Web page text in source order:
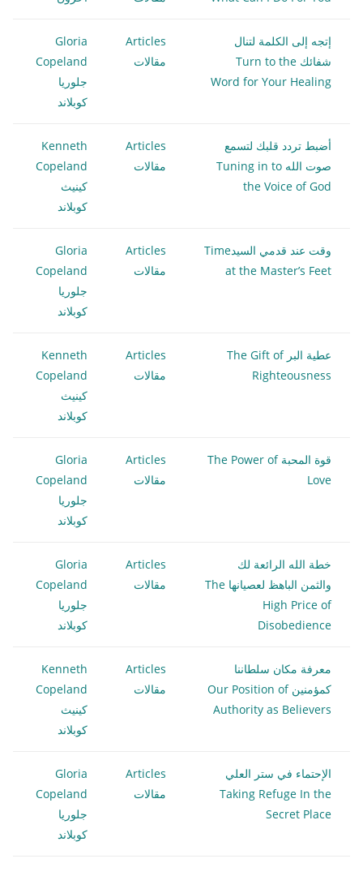
إتجه إلى الكلمة لتنال
شفائك Turn to the
Word for Your Healing
Articles
مقالات
Gloria
Copeland
جلوريا
كوبلاند
أضبط تردد قلبك لتسمع
صوت الله Tuning in to
the Voice of God
Articles
مقالات
Kenneth
Copeland
كينيث
كوبلاند
وقت عند قدمي السيدTime
at the Master’s Feet
Articles
مقالات
Gloria
Copeland
جلوريا
كوبلاند
عطية البر The Gift of
Righteousness
Articles
مقالات
Kenneth
Copeland
كينيث
كوبلاند
قوة المحبة The Power of
Love
Articles
مقالات
Gloria
Copeland
جلوريا
كوبلاند
خطة الله الرائعة لك
والثمن الباهظ لعصيانها The
High Price of
Disobedience
Articles
مقالات
Gloria
Copeland
جلوريا
كوبلاند
معرفة مكان سلطاننا
كمؤمنين Our Position of
Authority as Believers
Articles
مقالات
Kenneth
Copeland
كينيث
كوبلاند
الإحتماء في ستر العلي
Taking Refuge In the
Secret Place
Articles
مقالات
Gloria
Copeland
جلوريا
كوبلاند